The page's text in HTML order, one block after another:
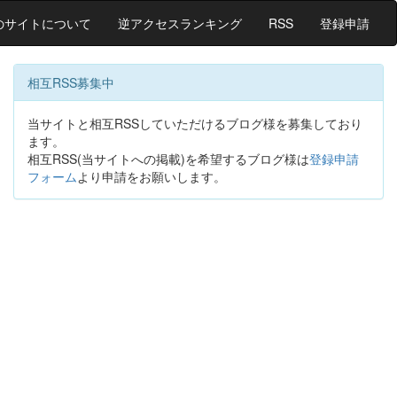
サイトについて 逆アクセスランキング RSS 登録申請
相互RSS募集中
当サイトと相互RSSしていただけるブログ様を募集しており
ます。
相互RSS(当サイトへの掲載)を希望するブログ様は登録申請
フォームより申請をお願いします。